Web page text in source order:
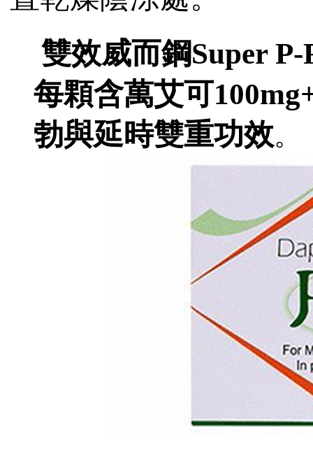
雙效威而鋼Super
每顆含萬艾可
勃與延時雙重功效。